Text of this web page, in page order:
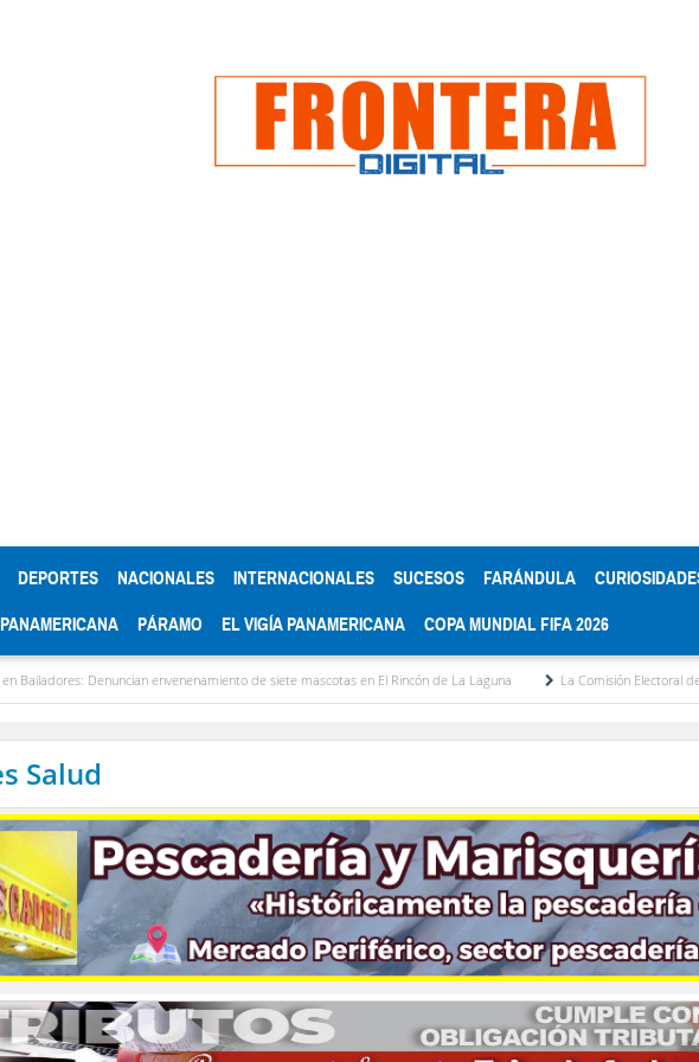
DEPORTES NACIONALES INTERNACIONALES SUCESOS FARÁNDULA
PANAMERICANA PÁRAMO EL VIGÍA PANAMERICANA COPA MUNDIAL FIFA 2026
envenenamiento de siete mascotas en El Rincón de La Laguna La Comisión Electoral del Colegio de
Salud